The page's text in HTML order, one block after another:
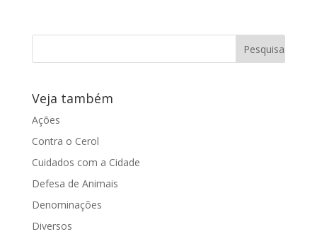
Veja também
Ações
Contra o Cerol
Cuidados com a Cidade
Defesa de Animais
Denominações
Diversos